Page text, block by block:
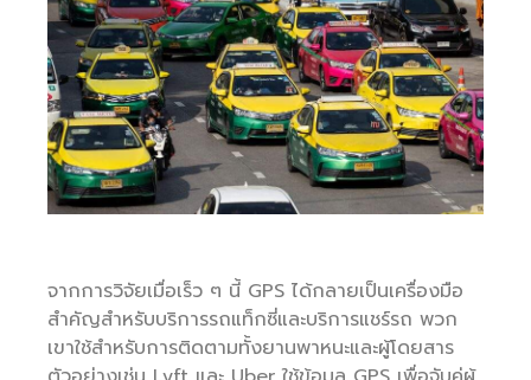
จากการวิจัยเมื่อเร็ว ๆ นี้ GPS ได้กลายเป็นเครื่องมือ
สำคัญสำหรับบริการรถแท็กซี่และบริการแชร์รถ พวก
เขาใช้สำหรับการติดตามทั้งยานพาหนะและผู้โดยสาร